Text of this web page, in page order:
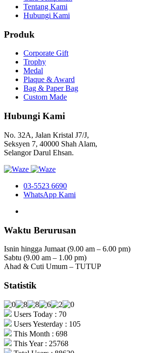
Tentang Kami
Hubungi Kami
Produk
Corporate Gift
Trophy
Medal
Plaque & Award
Bag & Paper Bag
Custom Made
Hubungi Kami
No. 32A, Jalan Kristal J7/J,
Seksyen 7, 40000 Shah Alam,
Selangor Darul Ehsan.
03-5523 6690
WhatsApp Kami
Waktu Berurusan
Isnin hingga Jumaat (9.00 am – 6.00 pm)
Sabtu (9.00 am – 1.00 pm)
Ahad & Cuti Umum – TUTUP
Statistik
Users Today : 70
Users Yesterday : 105
This Month : 698
This Year : 25768